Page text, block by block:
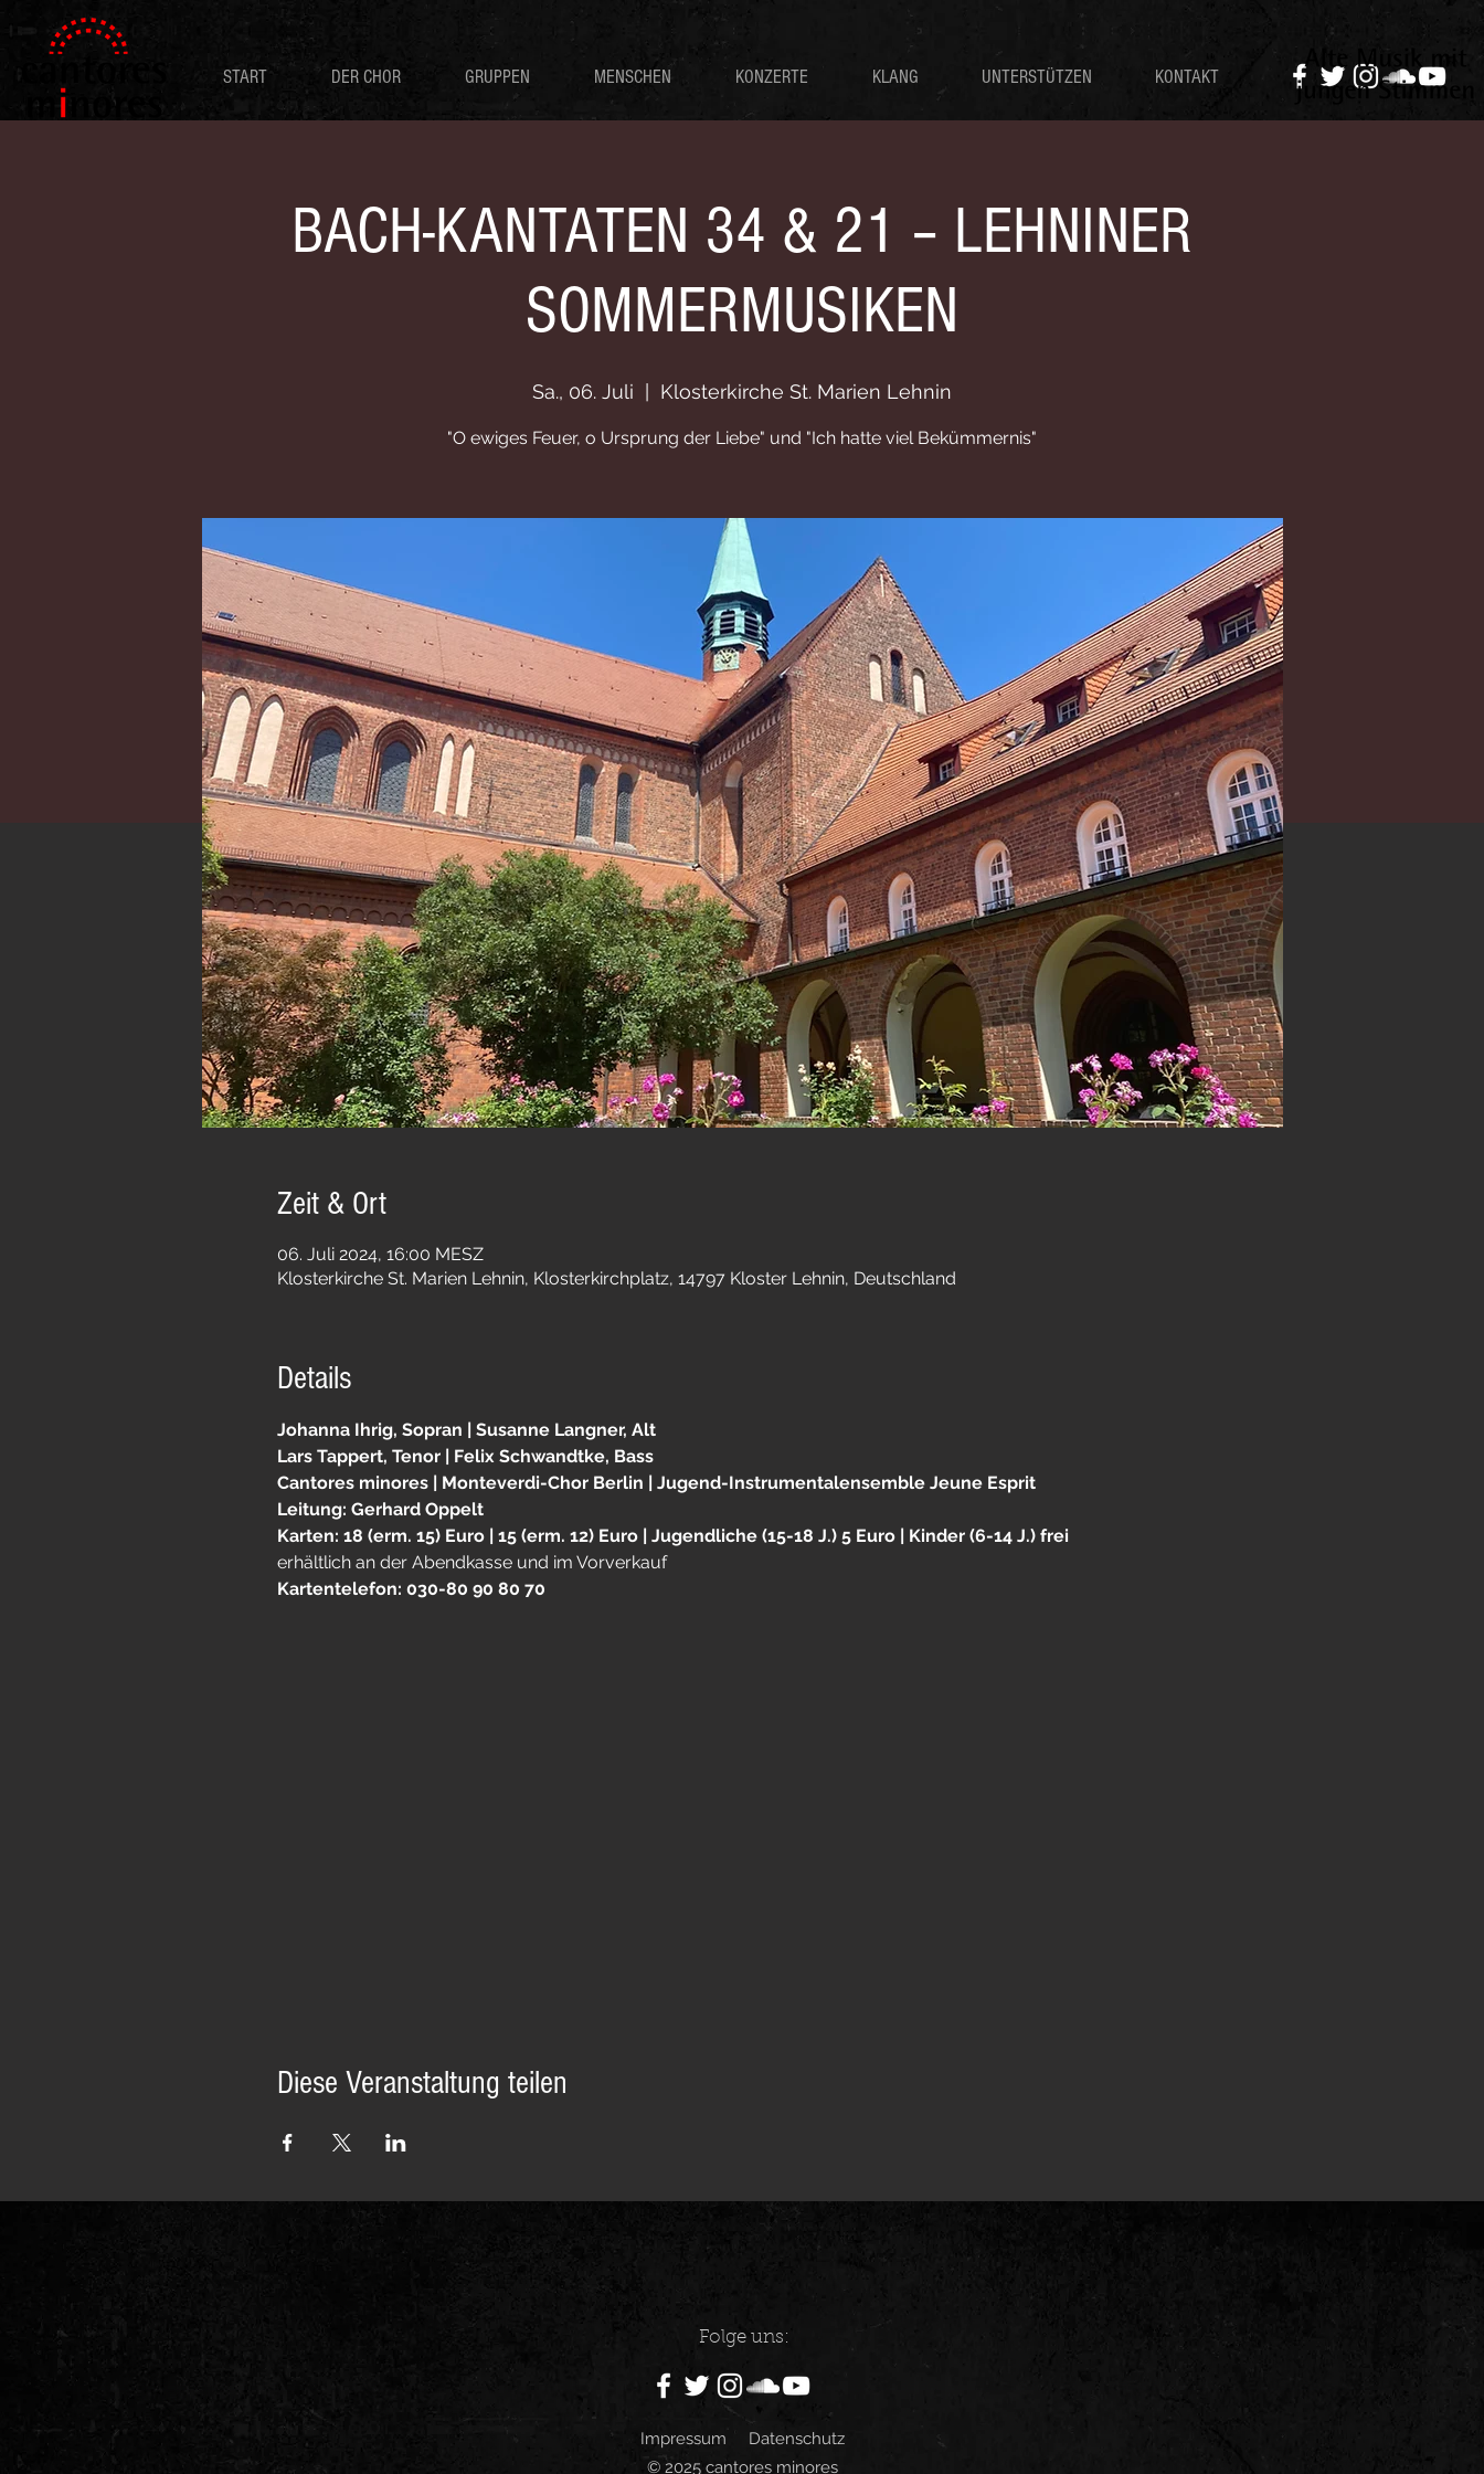
START DER CHOR GRUPPEN MENSCHEN KONZERTE KLANG UNTERSTÜTZEN KONTAKT
BACH-KANTATEN 34 & 21 – LEHNINER
SOMMERMUSIKEN
Sa., 06. Juli Klosterkirche St. Marien Lehnin
"O ewiges Feuer, o Ursprung der Liebe" und "Ich hatte viel Bekümmernis"
Zeit & Ort
06. Juli 2024, 16:00 MESZ
Klosterkirche St. Marien Lehnin, Klosterkirchplatz, 14797 Kloster Lehnin, Deutschland
Details
Johanna Ihrig, Sopran | Susanne Langner, Alt
Lars Tappert, Tenor | Felix Schwandtke, Bass
Cantores minores | Monteverdi-Chor Berlin | Jugend-Instrumentalensemble Jeune Esprit
Leitung: Gerhard Oppelt
Karten: 18 (erm. 15) Euro | 15 (erm. 12) Euro | Jugendliche (15-18 J.) 5 Euro | Kinder (6-14 J.) frei
erhältlich an der Abendkasse und im Vorverkauf
Kartentelefon: 030-80 90 80 70
Diese Veranstaltung teilen
Folge uns:
Impressum
Datenschutz
© 2025 cantores minores